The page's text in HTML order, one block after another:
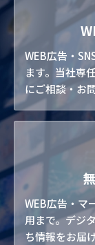
WEB広告・
ます。当社専
にご相談・お
WEB広告・マ
用まで。デジ
ち情報をお届